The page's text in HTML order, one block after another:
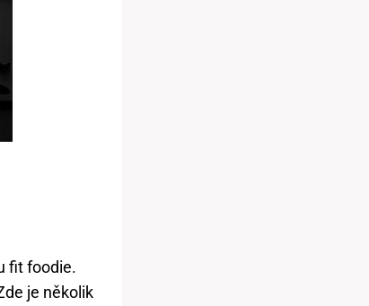
fit foodie.
je několik